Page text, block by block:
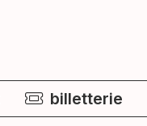
billetterie